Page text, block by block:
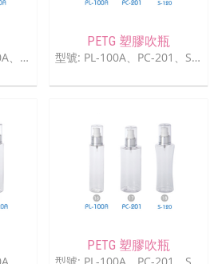
型號: PL-200A、PL-150A、PL-120A
PETG 塑膠吹瓶
型號: PL-100A、PC-201、S-120
PETG 塑膠吹瓶